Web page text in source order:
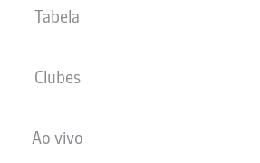
Tabela
Clubes
Ao vivo